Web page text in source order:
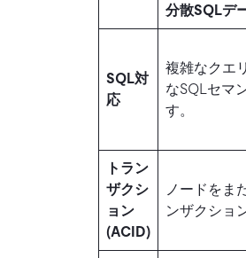
分散SQLデ
SQL対
応
複雑なクエ
なSQLセマ
す。
トラン
ザクシ
ョン
(ACID)
ノードをま
ンザクショ